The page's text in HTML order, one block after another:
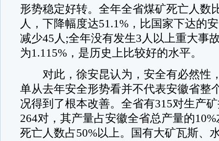
形势稳定好转。全年全省煤矿死亡人数
人，下降幅度达51.1%，比国家下达的
减少45人;全年没有发生3人以上重大事
为1.115%，是历史上比较好的水平。
对此，徐安昆认为，安全有必然性
单从去年安全形势看并不代表安徽省整
况得到了根本改善。全省有315对生产
264对，其产量占安徽全省总产量的
死亡人数占50%以上。国有大矿瓦斯、